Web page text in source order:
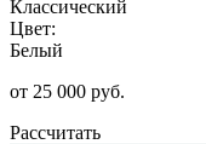
Классический
Цвет:
Белый
от 25 000 руб.
Рассчитать